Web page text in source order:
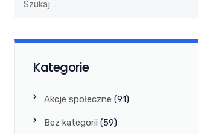
Kategorie
Akcje społeczne (91)
Bez kategorii (59)